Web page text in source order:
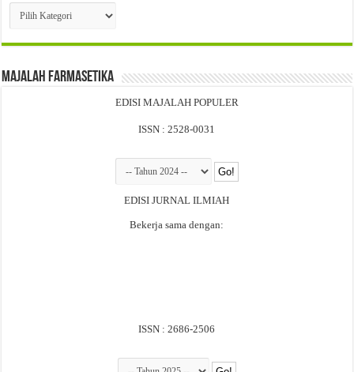
Cari
Per
Majalah Farmasetika
EDISI MAJALAH POPULER
ISSN : 2528-0031
EDISI JURNAL ILMIAH
Bekerja sama dengan:
ISSN : 2686-2506